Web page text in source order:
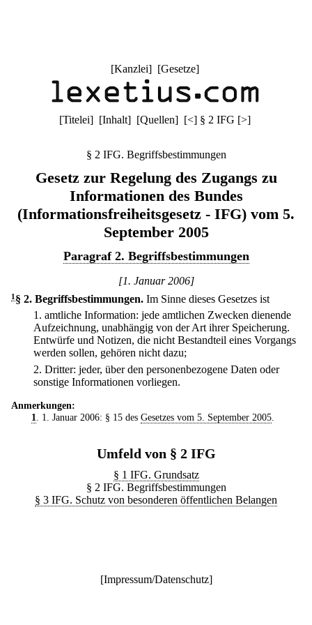
[Kanzlei] [Gesetze]
[Titelei] [Inhalt] [Quellen] [<] § 2 IFG [>]
§ 2 IFG. Begriffsbestimmungen
Gesetz zur Regelung des Zugangs zu
Informationen des Bundes
(Informationsfreiheitsgesetz - IFG) vom 5.
September 2005
Paragraf 2. Begriffsbestimmungen
[1. Januar 2006]
1 § 2. Begriffsbestimmungen. Im Sinne dieses Gesetzes ist
1. amtliche Information: jede amtlichen Zwecken dienende
Aufzeichnung, unabhängig von der Art ihrer Speicherung.
Entwürfe und Notizen, die nicht Bestandteil eines Vorgangs
werden sollen, gehören nicht dazu;
2. Dritter: jeder, über den personenbezogene Daten oder
sonstige Informationen vorliegen.
Anmerkungen:
1
. 1. Januar 2006: § 15 des Gesetzes vom 5. September 2005.
Umfeld von § 2 IFG
§ 1 IFG. Grundsatz
§ 2 IFG. Begriffsbestimmungen
§ 3 IFG. Schutz von besonderen öffentlichen Belangen
[Impressum/Datenschutz]